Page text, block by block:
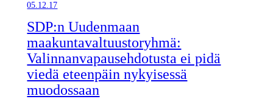
05.12.17
SDP:n Uudenmaan
maakuntavaltuustoryhmä:
Valinnanvapausehdotusta ei pidä
viedä eteenpäin nykyisessä
muodossaan